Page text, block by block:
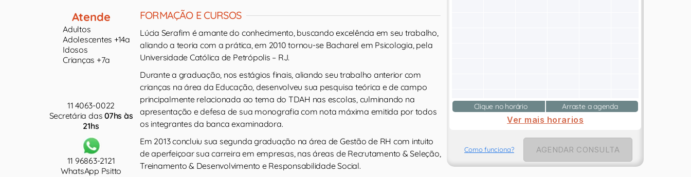
Atende
Adultos
Adolescentes +14a
Idosos
Crianças +7a
11 4063-0022
Secretária das07hs às
21hs
11 96863-2121
WhatsApp Psitto
FORMAÇÃO E CURSOS
Lúcia Serafim é amante do conhecimento, buscando excelência em seu trabalho,
aliando a teoria com a prática, em 2010 tornou-se Bacharel em Psicologia, pela
Universidade Católica de Petrópolis – RJ.
Durante a graduação, nos estágios finais, aliando seu trabalho anterior com
crianças na área da Educação, desenvolveu sua pesquisa teórica e de campo
principalmente relacionada ao tema do TDAH nas escolas, culminando na
apresentação e defesa de sua monografia com nota máxima emitida por todos
os integrantes da banca examinadora.
Em 2013 concluiu sua segunda graduação na área de Gestão de RH com intuito
de aperfeiçoar sua carreira em empresas, nas áreas de Recrutamento & Seleção,
Treinamento & Desenvolvimento e Responsabilidade Social.
Clique no horário Arraste a agenda
Ver mais horarios
Como funciona? AGENDAR CONSULTA